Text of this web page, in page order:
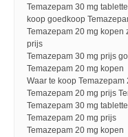
Temazepam 30 mg
koop goedkoop
Temazepam 20 mg kopen
prijs
Temazepam 30 mg prijs
Temazepam 20 mg kopen
Waar te koop Temazepam
Temazepam 20 mg prijs
Temazepam 30 mg
Temazepam 20 mg prijs
Temazepam 20 mg kopen